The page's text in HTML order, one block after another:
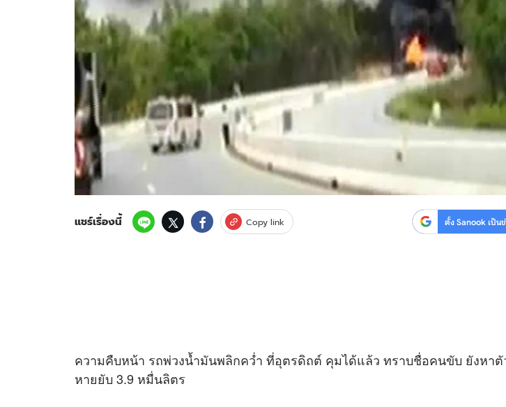
ดาวน์โหลดสนุกแอปฟรี ติดตามสนุกโซเชียลได้ที่
สงวนลิขสิทธิ์ ©2569 บริษัท อิมเมจ ฟิวเจอร์ (ประเทศไทย) จำกัด
แชร์เรื่องนี้ Copy link ตั้ง Sanook เป็น
ความคืบหน้า รถพ่วงน้ำมันพลิกคว่ำ ที่อุตรดิถต์ คุมได้แล้ว ทราบชื่อคนขับ ยังหาตั
หายยับ 3.9 หมื่นลิตร